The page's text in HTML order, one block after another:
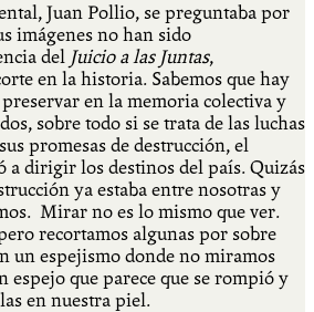
Juan Pollio, se preguntaba por
imágenes no han sido
del Juicio a las Juntas,
en la historia. Sabemos que hay
preservar en la memoria colectiva y
sobre todo si se trata de las luchas
promesas de destrucción, el
a dirigir los destinos del país. Quizás
ya estaba entre nosotras y
Mirar no es lo mismo que ver.
recortamos algunas por sobre
un espejismo donde no miramos
espejo que parece que se rompió y
en nuestra piel.